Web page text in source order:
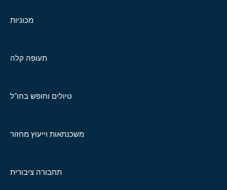
מכוניות
תעופה קלה
טיולים וחופש בחו"ל
משכנתאות וייעוץ מחזור
תחבורה ציבורית